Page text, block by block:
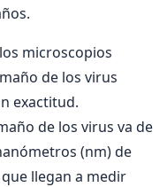
microscopios
de los virus
exactitud.
de los virus va de
(nm) de
llegan a medir